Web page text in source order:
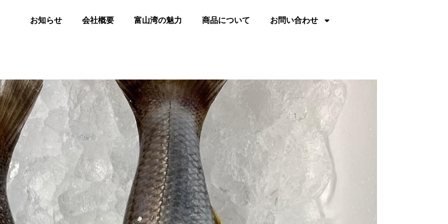
お知らせ 会社概要 富山湾の魅力 商品について お問い合わせ